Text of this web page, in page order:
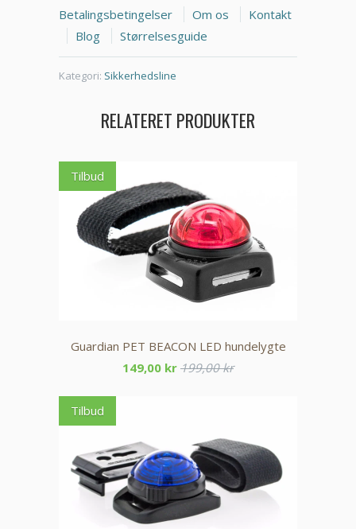
Betalingsbetingelser Om os
Kontakt
Blog
Størrelsesguide
Kategori: Sikkerhedsline
RELATERET PRODUKTER
Guardian PET BEACON LED hundelygte
149,00 kr 199,00 kr
Tilbud
Tilbud